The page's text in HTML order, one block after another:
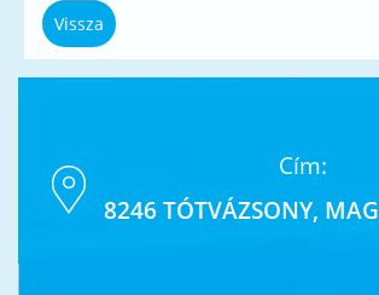
Vissza
Cím:
8246 TÓTVÁZSONY,